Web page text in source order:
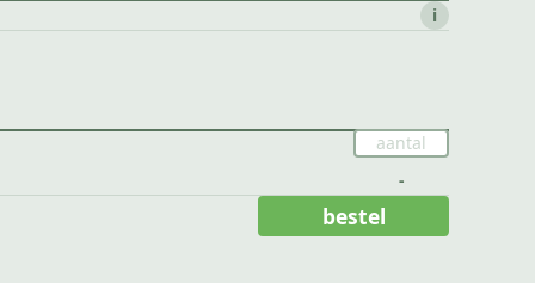
i
-
bestel